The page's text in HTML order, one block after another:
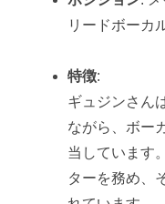
リードボーカ
特徴:
ギュジンさん
ながら、ボー
当しています
ターを務め、